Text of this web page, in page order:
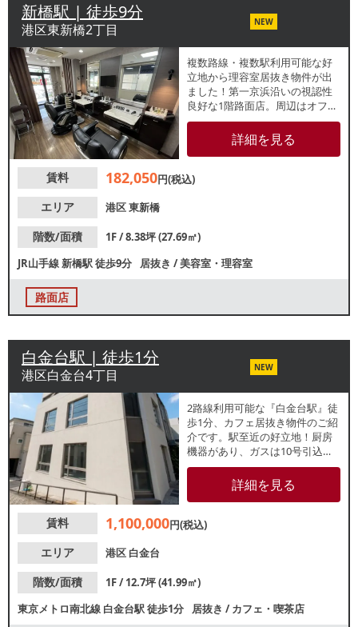
新橋駅 | 徒歩9分
港区東新橋2丁目 NEW
複数路線・複数駅利用可能な好
立地から理容室居抜き物件が出
ました！第一京浜沿いの視認性
良好な1階路面店。周辺はオフィ
スビルが密集しており、近隣で
働くビジネスパーソンを中心
に、リピーター獲得が期待でき
合せください。
詳細を見る
賃料 182,050円(税込)
エリア
港区東新橋
階数/面積
1F / 8.38坪 (27.69㎡)
JR山手線新橋駅徒歩9分 居抜き /美容室・理容室
路面店
白金台駅 | 徒歩1分
港区白金台4丁目 NEW
2路線利用可能な『白金台駅』徒
歩1分、カフェ居抜き物件のご紹
介です。駅至近の好立地！厨房
機器があり、ガスは10号引込予
定のため、類似業態ご希望の方
は初期費用を抑えての開業が可
能です。2026年5月に外観等の改
集中です。諸条件等、お気軽に
詳細を見る
賃料 1,100,000円(税込)
エリア
港区 白金台
階数/面積
1F / 12.7坪 (41.99㎡)
東京メトロ南北線 白金台駅徒歩1分 居抜き /カフェ・喫茶店